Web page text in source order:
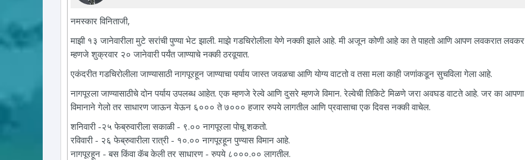
नमस्कार विनिताजी,
माझी १३ जानेवारीला मुटे सरांची पुण्या भेट झाली. माझे गडचिरोलीला येणे नक्की झाले आहे. मी अजून कोणी आहे का ते पाहतो आणि आपण लवकरात लवकर
म्हणजे शुक्रवार २० जानेवारी पर्यंत जाण्याचे नक्की ठरवूयात.
एकंदरीत गडचिरोलीला जाण्यासाठी नागपूरहून जाण्याचा पर्याय जास्त जवळचा आणि योग्य वाटतो व तसा मला काही जणांकडून सुचविला गेला आहे.
नागपूरला जाण्यासाठीचे दोन पर्याय उपलब्ध आहेत. एक म्हणजे रेल्वे आणि दुसरे म्हणजे विमान. रेल्वेची तिकिटे मिळणे जरा अवघड वाटते आहे. जर का आपणा
विमानाने गेलो तर साधारण जाऊन येऊन ६००० ते ७००० हजार रुपये लागतील आणि प्रवासाचा एक दिवस नक्की वाचेल.
शनिवारी -२५ फेब्रुवारीला सकाळी - ९.०० नागपूरला पोचू शकतो.
रविवारी - २६ फेब्रुवारीला रात्री - १०.०० नागपूरहून पुण्यास विमान आहे.
नागपूरहून - बस किंवा कॅब केली तर साधारण - रुपये ८०००.०० लागतील.